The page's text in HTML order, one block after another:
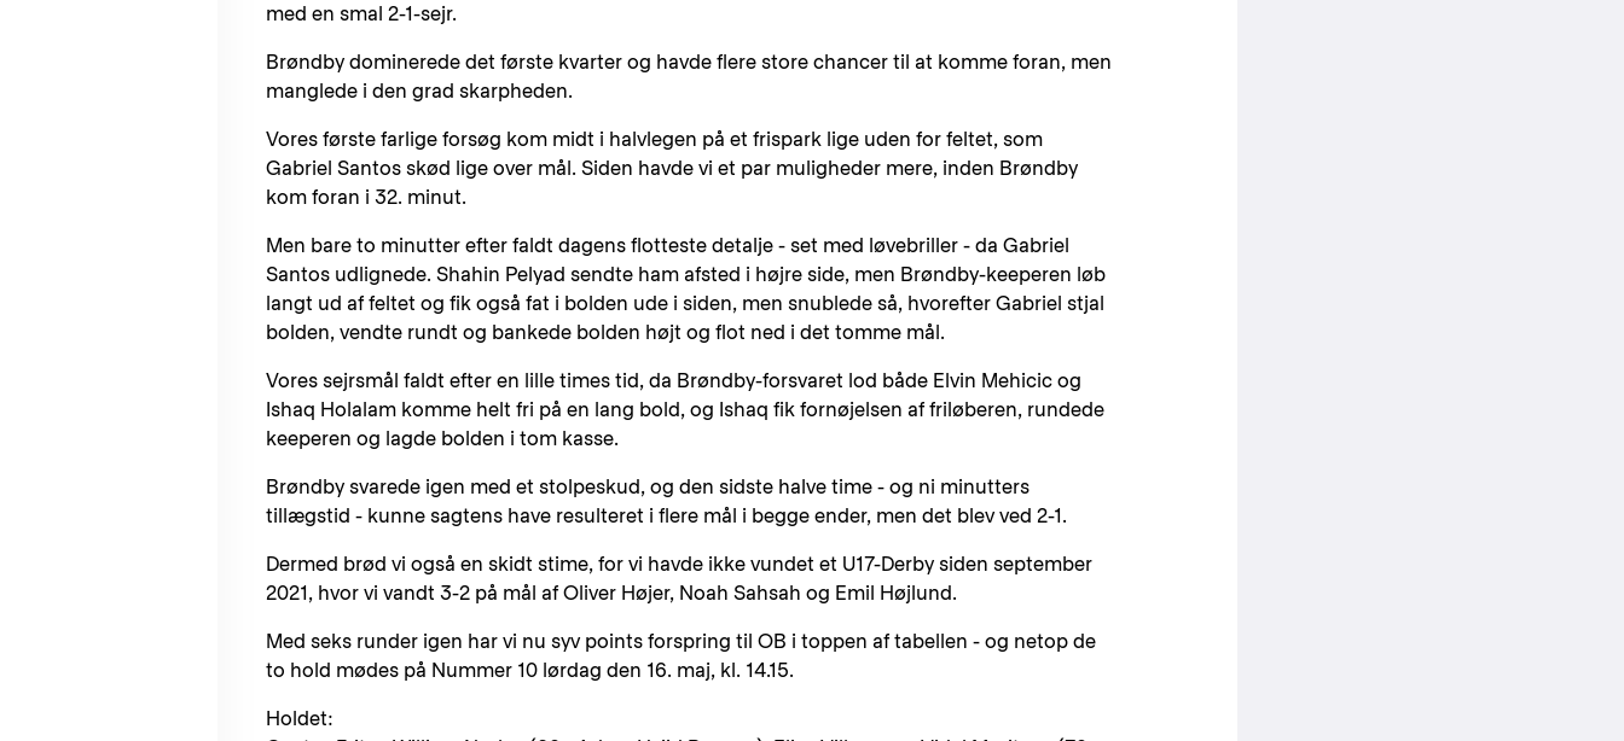
med en smal 2-1-sejr.
Brøndby dominerede det første kvarter og havde flere store chancer til at komme foran, men
manglede i den grad skarpheden.
Vores første farlige forsøg kom midt i halvlegen på et frispark lige uden for feltet, som
Gabriel Santos skød lige over mål. Siden havde vi et par muligheder mere, inden Brøndby
kom foran i 32. minut.
Men bare to minutter efter faldt dagens flotteste detalje - set med løvebriller - da Gabriel
Santos udlignede. Shahin Pelyad sendte ham afsted i højre side, men Brøndby-keeperen løb
langt ud af feltet og fik også fat i bolden ude i siden, men snublede så, hvorefter Gabriel stjal
bolden, vendte rundt og bankede bolden højt og flot ned i det tomme mål.
Vores sejrsmål faldt efter en lille times tid, da Brøndby-forsvaret lod både Elvin Mehicic og
Ishaq Holalam komme helt fri på en lang bold, og Ishaq fik fornøjelsen af friløberen, rundede
keeperen og lagde bolden i tom kasse.
Brøndby svarede igen med et stolpeskud, og den sidste halve time - og ni minutters
tillægstid - kunne sagtens have resulteret i flere mål i begge ender, men det blev ved 2-1.
Dermed brød vi også en skidt stime, for vi havde ikke vundet et U17-Derby siden september
2021, hvor vi vandt 3-2 på mål af Oliver Højer, Noah Sahsah og Emil Højlund.
Med seks runder igen har vi nu syv points forspring til OB i toppen af tabellen - og netop de
to hold mødes på Nummer 10 lørdag den 16. maj, kl. 14.15.
Holdet: